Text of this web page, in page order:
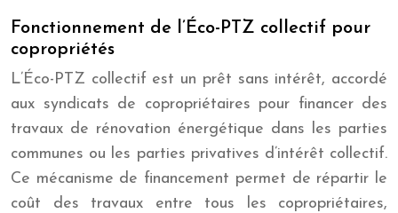
Fonctionnement de l’Éco-PTZ collectif pour
copropriétés
L’Éco-PTZ collectif est un prêt sans intérêt, accordé
aux syndicats de copropriétaires pour financer des
travaux de rénovation énergétique dans les parties
communes ou les parties privatives d’intérêt collectif.
Ce mécanisme de financement permet de répartir le
coût des travaux entre tous les copropriétaires,